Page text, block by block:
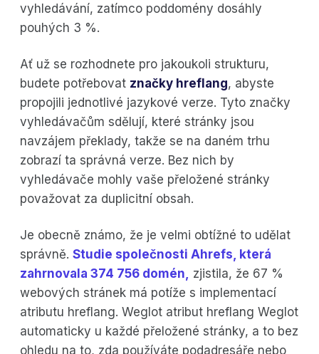
vyhledávání, zatímco poddomény dosáhly
pouhých 3 %.
Ať už se rozhodnete pro jakoukoli strukturu,
budete potřebovat značky hreflang, abyste
propojili jednotlivé jazykové verze. Tyto značky
vyhledávačům sdělují, které stránky jsou
navzájem překlady, takže se na daném trhu
zobrazí ta správná verze. Bez nich by
vyhledávače mohly vaše přeložené stránky
považovat za duplicitní obsah.
Je obecně známo, že je velmi obtížné to udělat
správně. Studie společnosti Ahrefs, která
zahrnovala 374 756 domén,
zjistila, že 67 %
webových stránek má potíže s implementací
atributu hreflang. Weglot atribut hreflang Weglot
automaticky u každé přeložené stránky, a to bez
ohledu na to, zda používáte podadresáře nebo